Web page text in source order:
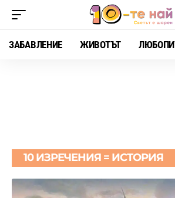
ЗАБАВЛЕНИЕ ЖИВОТЪТ
10 ИЗРЕЧЕНИЯ = ИСТОРИЯ